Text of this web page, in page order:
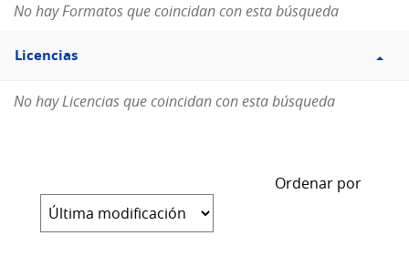
No hay Formatos que coincidan con esta búsqueda
Filtro
Licencias
Licencias
No hay Licencias que coincidan con esta búsqueda
Ordenar por